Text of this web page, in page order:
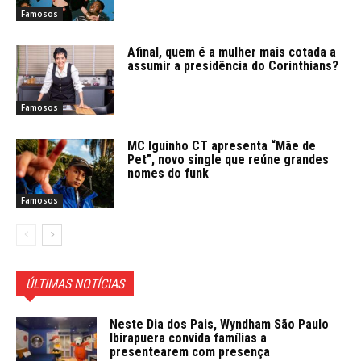
Famosos
Famosos
Afinal, quem é a mulher mais cotada a
assumir a presidência do Corinthians?
Famosos
MC Iguinho CT apresenta “Mãe de
Pet”, novo single que reúne grandes
nomes do funk
ÚLTIMAS NOTÍCIAS
Neste Dia dos Pais, Wyndham São Paulo
Ibirapuera convida famílias a
presentearem com presença